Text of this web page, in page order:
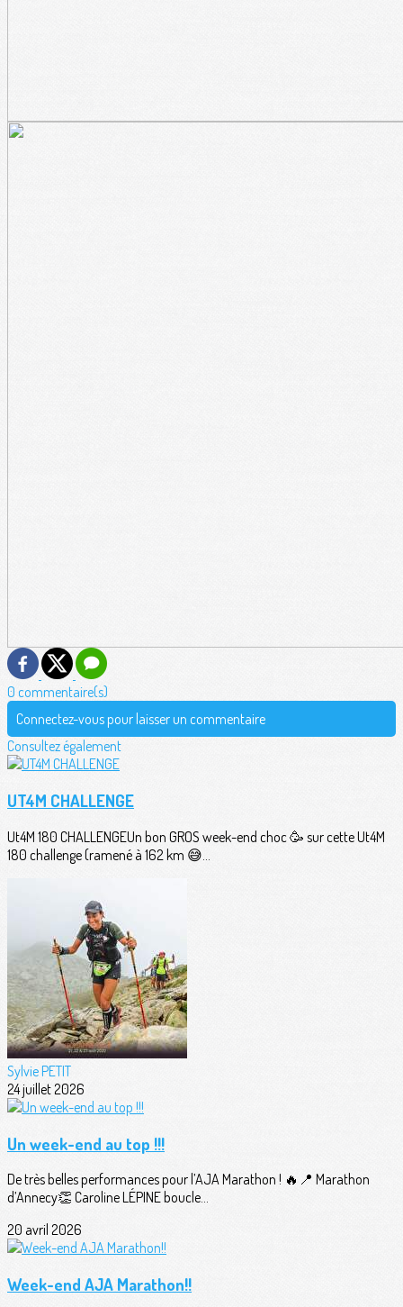
0 commentaire(s)
Connectez-vous pour laisser un commentaire
Consultez également
UT4M CHALLENGE
Ut4M 180 CHALLENGEUn bon GROS week-end choc 🥳 sur cette Ut4M
180 challenge (ramené à 162 km 😅...
Sylvie PETIT
24 juillet 2026
Un week-end au top !!!
De très belles performances pour l’AJA Marathon ! 🔥📍 Marathon
d’Annecy👏 Caroline LÉPINE boucle...
20 avril 2026
Week-end AJA Marathon!!